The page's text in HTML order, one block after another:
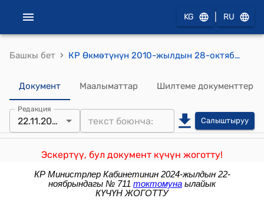
KG RU
Башкы бет › КР Өкмөтүнүн 2010-жылдын 28-октябырындагы №261 "Кыргыз Республикасынын Өкмөтүнүн айрым чечимдерине өзгөртүү киргизүү жана күчүн жоготту деп табуу жөнүндө" токтому
Документ Маалыматтар Шилтеме документтер
Редакция
22.11.2024 Салыштыруу
Эскертүү, бул документ күчүн жоготту!